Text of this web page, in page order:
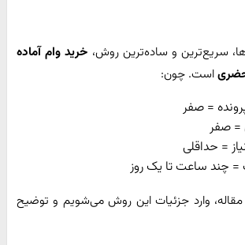
سریع‌ترین و ساده‌ترین روش، خرید وام آماده
است. چون:
= صفر
= صفر
= حداقلی
= چند ساعت تا یک روز
وارد جزئیات این روش می‌شویم و توضیح